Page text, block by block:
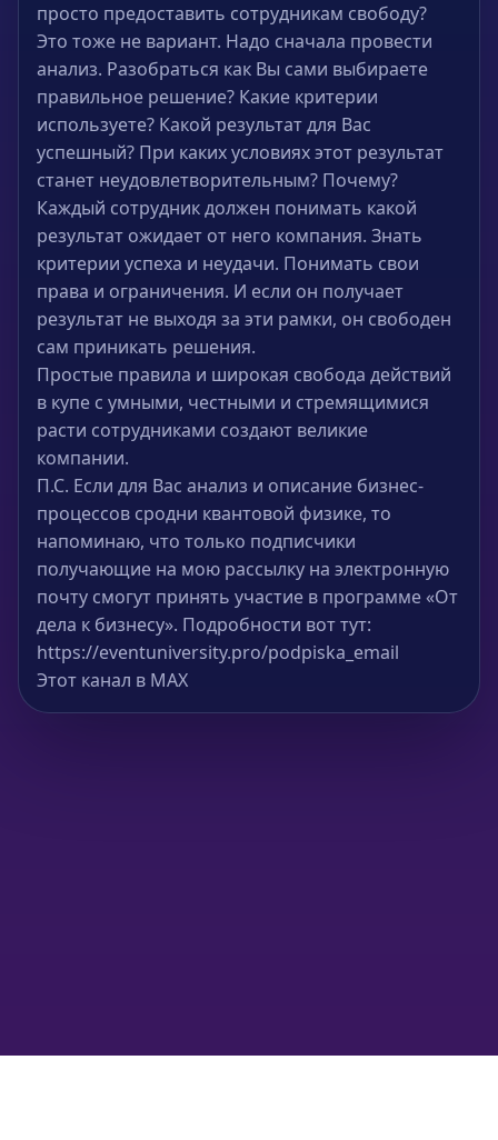
просто предоставить сотрудникам свободу?
Это тоже не вариант. Надо сначала провести
анализ. Разобраться как Вы сами выбираете
правильное решение? Какие критерии
используете? Какой результат для Вас
успешный? При каких условиях этот результат
станет неудовлетворительным? Почему?
Каждый сотрудник должен понимать какой
результат ожидает от него компания. Знать
критерии успеха и неудачи. Понимать свои
права и ограничения. И если он получает
результат не выходя за эти рамки, он свободен
сам приникать решения.
Простые правила и широкая свобода действий
в купе с умными, честными и стремящимися
расти сотрудниками создают великие
компании.
П.С. Если для Вас анализ и описание бизнес-
процессов сродни квантовой физике, то
напоминаю, что только подписчики
получающие на мою рассылку на электронную
почту смогут принять участие в программе «От
дела к бизнесу». Подробности вот тут:
https://eventuniversity.pro/podpiska_email
Этот канал в MAX